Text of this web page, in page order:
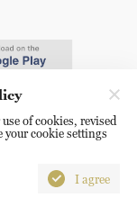
16A
of cookies, revised
your cookie settings
I agree